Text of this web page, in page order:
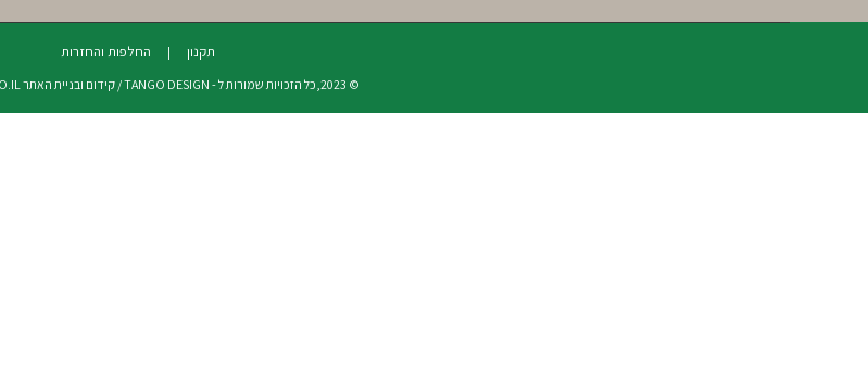
תקנון החלפות והחזרות
© 2023,כל הזכויות שמורות ל - TANGO DESIGN / קידום ובניית האתר RAVENMEDIA.CO.IL